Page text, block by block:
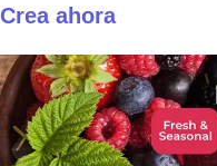
Crea ahora